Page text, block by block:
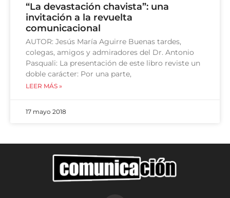
“La devastación chavista”: una
invitación a la revuelta
comunicacional
AUTOR: Jesús María Aguirre Buenas tardes,
colegas, amigos y admiradores del Dr. Antonio
Pasquali: La presentación de este libro reviste un
doble carácter: Por una parte,
LEER MÁS »
17 mayo 2018